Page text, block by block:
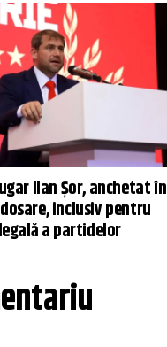
Ilan Șor, anchetat în
inclusiv pentru
a partidelor